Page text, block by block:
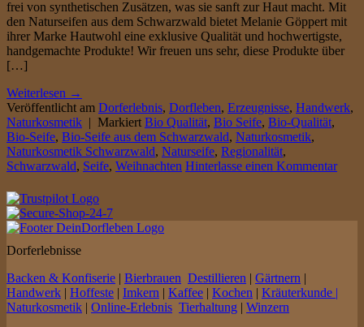
frei von synthetischen Zusätzen, was sie sanft zur Haut macht. Mit
den Naturseifen aus dem Schwarzwald bietet Melanie Göppert mit
ihrer Marke Hautwohl eine exklusive Qualität und hochwertigste,
handgemachte Produkte! Wir freuen uns sehr, diese Produkte über
[…]
Weiterlesen →
Veröffentlicht am Dorferlebnis, Dorfleben, Erzeugnisse, Handwerk,
Naturkosmetik | Markiert Bio Qualität, Bio Seife, Bio-Qualität,
Bio-Seife, Bio-Seife aus dem Schwarzwald, Naturkosmetik,
Naturkosmetik Schwarzwald, Naturseife, Regionalität,
Schwarzwald, Seife, Weihnachten Hinterlasse einen Kommentar
Dorferlebnisse
Backen & Konfiserie | Bierbrauen Destillieren | Gärtnern |
Handwerk | Hoffeste | Imkern | Kaffee | Kochen | Kräuterkunde |
Naturkosmetik | Online-Erlebnis Tierhaltung | Winzern